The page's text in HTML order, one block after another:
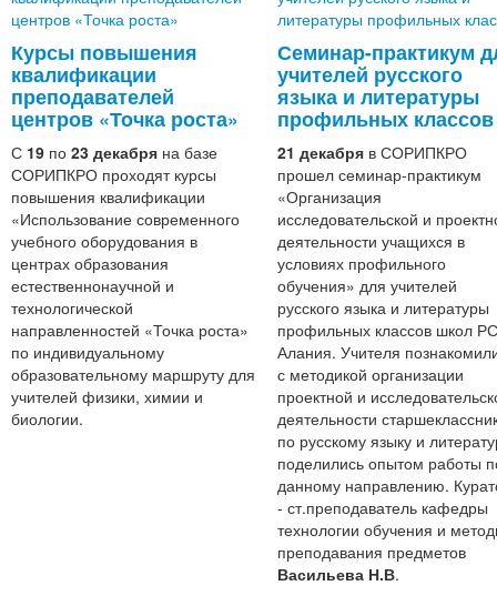
Курсы повышения
квалификации
преподавателей
центров «Точка роста»
С 19 по 23 декабря на базе
СОРИПКРО проходят курсы
повышения квалификации
«Использование современного
учебного оборудования в
центрах образования
естественнонаучной и
технологической
направленностей «Точка роста»
по индивидуальному
образовательному маршруту для
учителей физики, химии и
биологии.
Семинар-практикум
учителей русского
языка и литературы
профильных классов
21 декабря в СОРИПКРО
прошел семинар-практикум
«Организация
исследовательской и
деятельности учащихся в
условиях профильного
обучения» для учителей
русского языка и литературы
профильных классов школ
Алания. Учителя
с методикой организации
проектной и
деятельности
по русскому языку и
поделились опытом работы
данному направлению.
- ст.преподаватель кафедры
технологии обучения и
преподавания предметов
Васильева Н.В.